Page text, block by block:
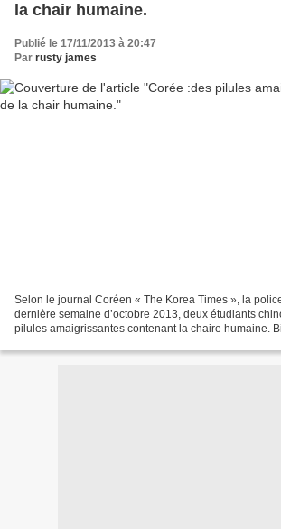
la chair humaine.
Publié le 17/11/2013 à 20:47
Par rusty james
Selon le journal Coréen « The Korea Times », la
dernière semaine d’octobre 2013, deux étudiants
pilules amaigrissantes contenant la chaire humaine.